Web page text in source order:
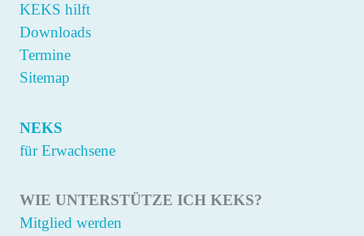
KEKS hilft
Downloads
Termine
Sitemap
NEKS
für Erwachsene
WIE UNTERSTÜTZE ICH KEKS?
Mitglied werden